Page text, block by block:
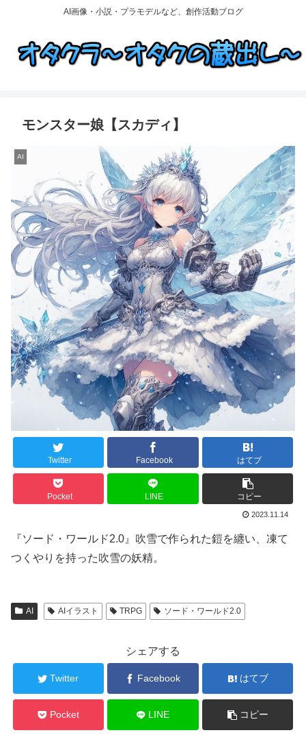
AI画像・小説・プラモデルなど、創作活動ブログ
モンスター娘【スカディ】
AI
Twitter Facebook はてブ
Pocket LINE コピー
2023.11.14
『ソード・ワールド2.0』吹雪で作られた鎧を纏い、凍て
つくやりを持った吹雪の妖精。
AI AIイラスト TRPG ソード・ワールド2.0
シェアする
Twitter Facebook はてブ
Pocket LINE コピー